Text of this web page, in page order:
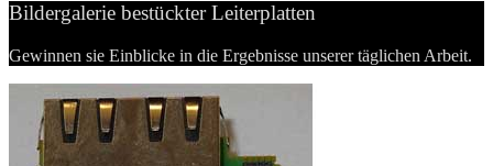
Bildergalerie bestückter Leiterplatten
Gewinnen sie Einblicke in die Ergebnisse unserer täglichen Arbeit.